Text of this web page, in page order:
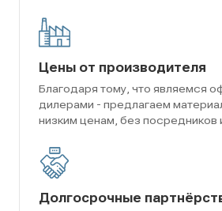
Цены от производителя
Благодаря тому, что являемся
дилерами - предлагаем
низким ценам, без посредников
Долгосрочные